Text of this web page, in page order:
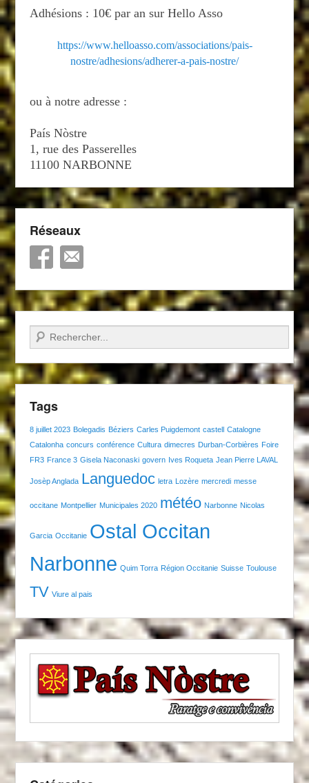
Adhésions : 10€ par an sur Hello Asso
https://www.helloasso.com/associations/pais-
nostre/adhesions/adherer-a-pais-nostre/
ou à notre adresse :
País Nòstre
1, rue des Passerelles
11100 NARBONNE
Réseaux
Recherche
Tags
8 juillet 2023 Bolegadis Béziers Carles Puigdemont castell Catalogne
Catalonha concurs conférence Cultura dimecres Durban-Corbières Foire
FR3 France 3 Gisela Naconaski govern Ives Roqueta Jean Pierre LAVAL
Josèp Anglada Languedoc letra Lozère mercredi messe
occitane Montpellier Municipales 2020 météo Narbonne Nicolas
Garcia Occitanie Ostal Occitan
Narbonne Quim Torra Région Occitanie Suisse Toulouse
TV Viure al pais